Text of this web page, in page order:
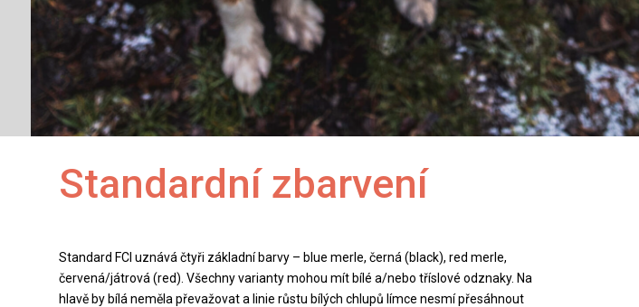
Standardní zbarvení
Standard FCI uznává čtyři základní barvy – blue merle, černá (black), red merle,
červená/játrová (red). Všechny varianty mohou mít bílé a/nebo tříslové odznaky. Na
hlavě by bílá neměla převažovat a linie růstu bílých chlupů límce nesmí přesáhnout